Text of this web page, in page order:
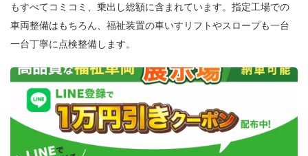
もすべてコミコミ、乗出し総額に含まれています。指定工場での
車両整備はもちろん、福祉装置の車いすリフトやスロープも一台
一台丁寧に点検整備します。